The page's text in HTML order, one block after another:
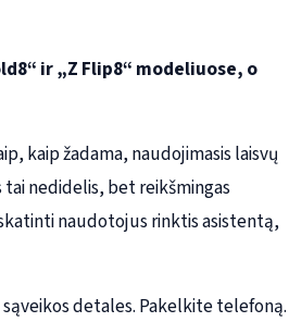
ir „Z Flip8“ modeliuose, o
kaip žadama, naudojimasis laisvų
nedidelis, bet reikšmingas
naudotojus rinktis asistentą,
detales. Pakelkite telefoną.